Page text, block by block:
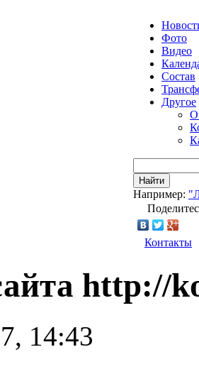
Фото
Видео
Состав
Другое
О
Найти
Например:
Контакты
http://
14:43